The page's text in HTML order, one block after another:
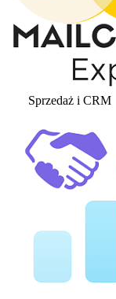
Sprzedaż i CRM